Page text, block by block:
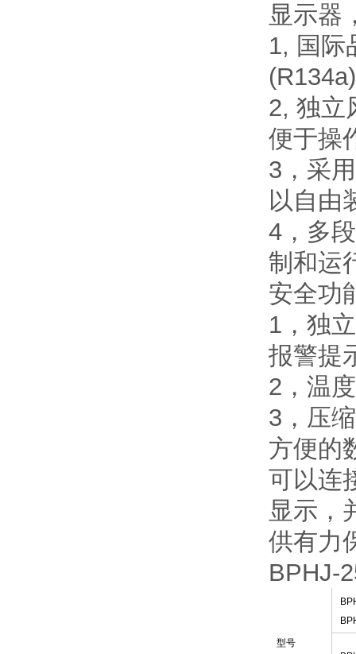
显示器
1, 国际
2, 独立
便于操
3，采
以自由
4，多
制和运
安全功
1，独
报警提
2，温
3，压
方便的
可以连
显示，
供有力
BPHJ-
型号